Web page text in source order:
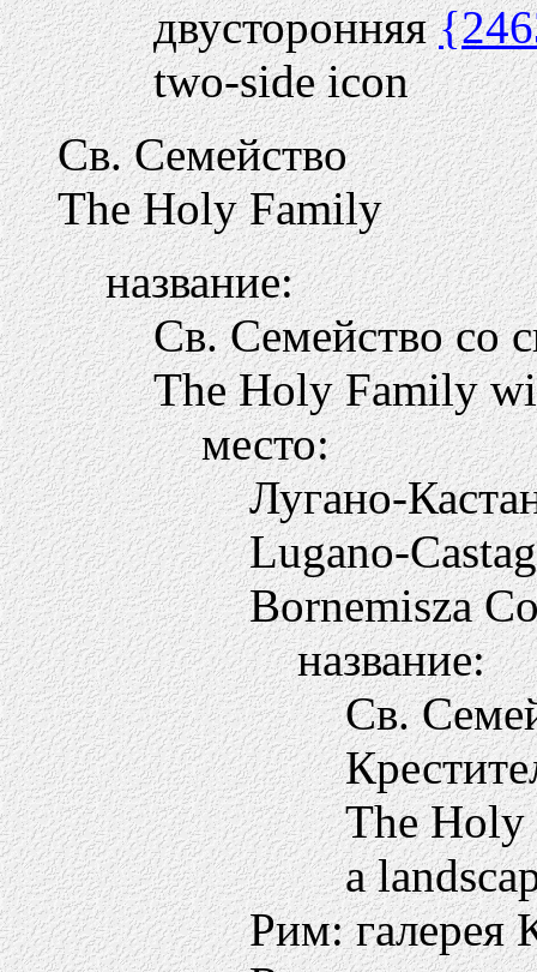
двусторонняя
two-side icon
Св. Семейство
The Holy Family
название:
Св. Семейство со
The Holy Family
место:
Лугано-
Lugano-
Bornemisza
название:
Св.
The Holy
a
Рим: галерея